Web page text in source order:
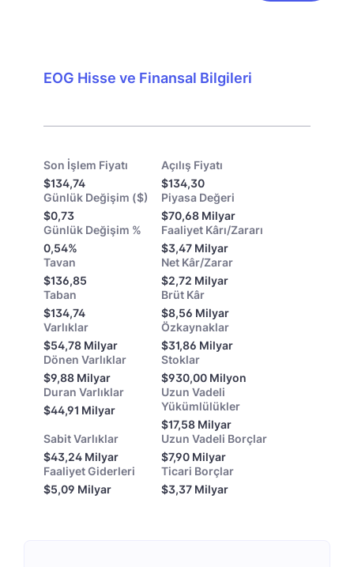
EOG Hisse ve Finansal Bilgileri
Son İşlem Fiyatı
$134,74
Açılış Fiyatı
$134,30
Günlük Değişim ($)
$0,73
Piyasa Değeri
$70,68 Milyar
Günlük Değişim %
0,54%
Faaliyet Kârı/Zararı
$3,47 Milyar
Tavan
$136,85
Net Kâr/Zarar
$2,72 Milyar
Taban
$134,74
Brüt Kâr
$8,56 Milyar
Varlıklar
$54,78 Milyar
Özkaynaklar
$31,86 Milyar
Dönen Varlıklar
$9,88 Milyar
Stoklar
$930,00 Milyon
Duran Varlıklar
$44,91 Milyar
Uzun Vadeli
Yükümlülükler
$17,58 Milyar
Sabit Varlıklar
$43,24 Milyar
Uzun Vadeli Borçlar
$7,90 Milyar
Faaliyet Giderleri
$5,09 Milyar
Ticari Borçlar
$3,37 Milyar